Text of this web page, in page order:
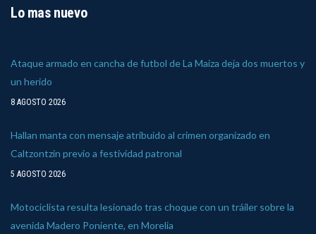
Lo mas nuevo
Ataque armado en cancha de futbol de La Maiza deja dos muertos y
un herido
8 AGOSTO 2026
Hallan manta con mensaje atribuido al crimen organizado en
Caltzontzin previo a festividad patronal
5 AGOSTO 2026
Motociclista resulta lesionado tras choque con un tráiler sobre la
avenida Madero Poniente, en Morelia